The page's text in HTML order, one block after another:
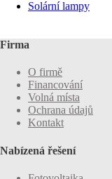
Solární lampy
Firma
O firmě
Financování
Volná místa
Ochrana údajů
Kontakt
Nabízená řešení